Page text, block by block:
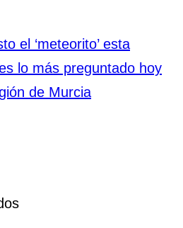
el ‘meteorito’ esta
lo más preguntado hoy
de Murcia